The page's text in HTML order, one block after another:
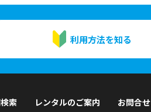
利用方法を知る
索 レンタルのご案内 お問合せ